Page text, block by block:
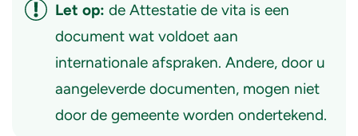
Let op: de Attestatie de vita is een
document wat voldoet aan
internationale afspraken. Andere, door u
aangeleverde documenten, mogen niet
door de gemeente worden ondertekend.